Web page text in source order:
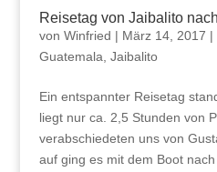
Reisetag von Jaibalito
von Winfried | März 14, 2017 |
Guatemala, Jaibalito
Ein entspannter Reisetag
liegt nur ca. 2,5 Stunden von
verabschiedeten uns von
auf ging es mit dem Boot